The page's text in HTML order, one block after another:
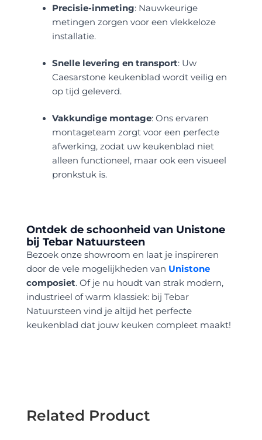
Precisie-inmeting: Nauwkeurige
metingen zorgen voor een vlekkeloze
installatie.
Snelle levering en transport: Uw
Caesarstone keukenblad wordt veilig en
op tijd geleverd.
Vakkundige montage: Ons ervaren
montageteam zorgt voor een perfecte
afwerking, zodat uw keukenblad niet
alleen functioneel, maar ook een visueel
pronkstuk is.
Ontdek de schoonheid van Unistone
bij Tebar Natuursteen
Bezoek onze showroom en laat je inspireren
door de vele mogelijkheden van Unistone
composiet. Of je nu houdt van strak modern,
industrieel of warm klassiek: bij Tebar
Natuursteen vind je altijd het perfecte
keukenblad dat jouw keuken compleet maakt!
Related Product